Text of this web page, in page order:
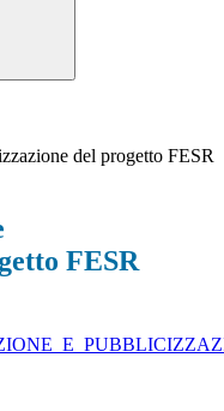
del progetto FESR
FESR